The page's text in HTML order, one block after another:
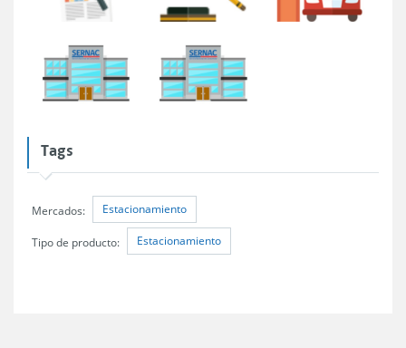
Tags
Mercados: Estacionamiento
Tipo de producto: Estacionamiento